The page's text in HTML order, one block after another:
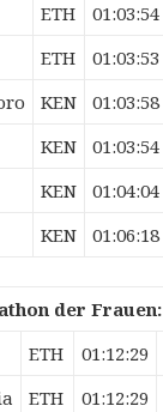
ETH 01:03:54
ETH 01:03:53
KEN 01:03:58
KEN 01:03:54
KEN 01:04:04
KEN 01:06:18
der Frauen:
ETH 01:12:29
ETH 01:12:29